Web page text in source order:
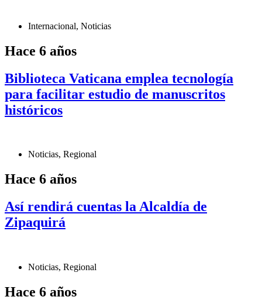
Internacional, Noticias
Hace 6 años
Biblioteca Vaticana emplea tecnología
para facilitar estudio de manuscritos
históricos
Noticias, Regional
Hace 6 años
Así rendirá cuentas la Alcaldía de
Zipaquirá
Noticias, Regional
Hace 6 años